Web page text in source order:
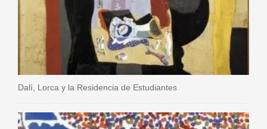
Dalí, Lorca y la Residencia de Estudiantes